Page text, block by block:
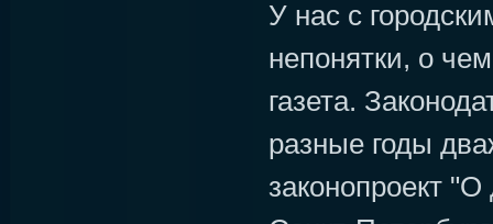
У нас с
непонятки, о
газета.
разные годы
законопроект